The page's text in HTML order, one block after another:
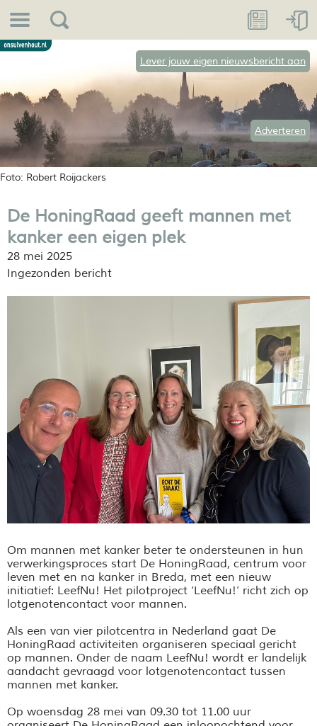
Foto: Robert Roijackers
Lever jouw eigen nieuwsbericht aan
Adverteren
De HoningRaad geeft mannen met
kanker een eigen plek
28 mei 2025
Ingezonden bericht
Om mannen met kanker beter te ondersteunen in hun
verwerkingsproces start De HoningRaad, centrum voor
leven met en na kanker in Breda, met een nieuw
initiatief: LeefNu! Het pilotproject ‘LeefNu!’ richt zich op
lotgenotencontact voor mannen.
Als een van vier pilotcentra in Nederland gaat De
HoningRaad activiteiten organiseren speciaal gericht
op mannen. Onder de naam LeefNu! wordt er landelijk
aandacht gevraagd voor lotgenotencontact tussen
mannen met kanker.
Op woensdag 28 mei van 09.30 tot 11.00 uur